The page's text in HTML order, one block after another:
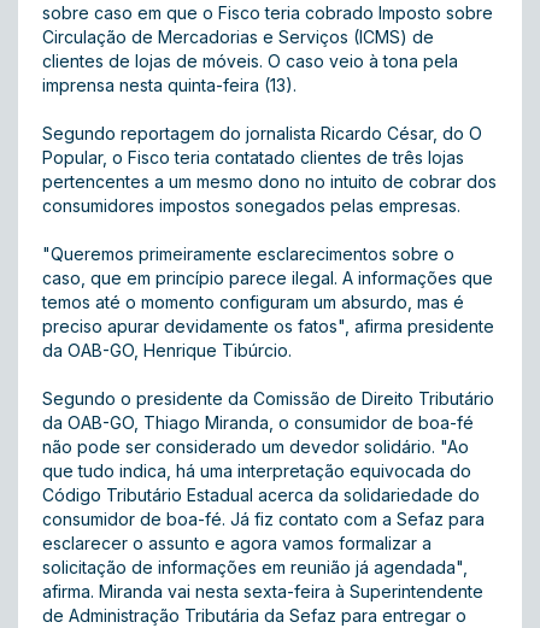
sobre caso em que o Fisco teria cobrado Imposto sobre
Circulação de Mercadorias e Serviços (ICMS) de
clientes de lojas de móveis. O caso veio à tona pela
imprensa nesta quinta-feira (13).
Segundo reportagem do jornalista Ricardo César, do O
Popular, o Fisco teria contatado clientes de três lojas
pertencentes a um mesmo dono no intuito de cobrar dos
consumidores impostos sonegados pelas empresas.
"Queremos primeiramente esclarecimentos sobre o
caso, que em princípio parece ilegal. A informações que
temos até o momento configuram um absurdo, mas é
preciso apurar devidamente os fatos", afirma presidente
da OAB-GO, Henrique Tibúrcio.
Segundo o presidente da Comissão de Direito Tributário
da OAB-GO, Thiago Miranda, o consumidor de boa-fé
não pode ser considerado um devedor solidário. "Ao
que tudo indica, há uma interpretação equivocada do
Código Tributário Estadual acerca da solidariedade do
consumidor de boa-fé. Já fiz contato com a Sefaz para
esclarecer o assunto e agora vamos formalizar a
solicitação de informações em reunião já agendada",
afirma. Miranda vai nesta sexta-feira à Superintendente
de Administração Tributária da Sefaz para entregar o